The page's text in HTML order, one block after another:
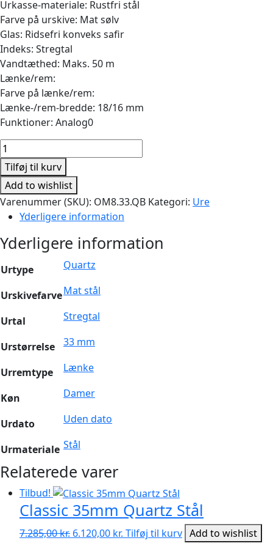
Urkasse-materiale: Rustfri stål
Farve på urskive: Mat sølv
Glas: Ridsefri konveks safir
Indeks: Stregtal
Vandtæthed: Maks. 50 m
Lænke/rem:
Farve på lænke/rem:
Lænke-/rem-bredde: 18/16 mm
Funktioner: Analog0
Classic
33mm
Quartz
Mat
Stål
antal
Tilføj til kurv
Add to wishlist
Varenummer (SKU): OM8.33.QB Kategori: Ure
Yderligere information
Yderligere information
Urtype Quartz
UrskivefarveMat stål
Urtal Stregtal
Urstørrelse 33 mm
Urremtype Lænke
Køn Damer
Urdato Uden dato
Urmateriale Stål
Relaterede varer
Tilbud!
Classic 35mm Quartz Stål
7.285,00kr. Den
6.120,00 kr. Den
Tilføj til kurv Add to wishlist